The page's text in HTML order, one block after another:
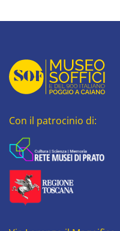
Con il patrocinio di: